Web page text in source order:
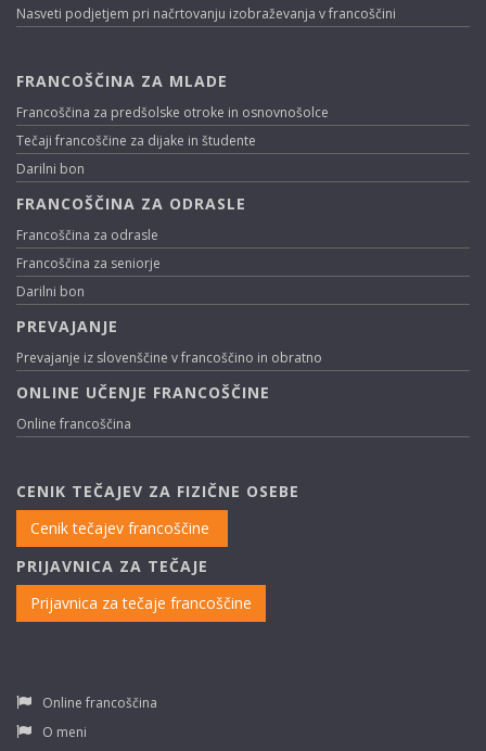
Nasveti podjetjem pri načrtovanju izobraževanja v francoščini
FRANCOŠČINA ZA MLADE
Francoščina za predšolske otroke in osnovnošolce
Tečaji francoščine za dijake in študente
Darilni bon
FRANCOŠČINA ZA ODRASLE
Francoščina za odrasle
Francoščina za seniorje
Darilni bon
PREVAJANJE
Prevajanje iz slovenščine v francoščino in obratno
ONLINE UČENJE FRANCOŠČINE
Online francoščina
CENIK TEČAJEV ZA FIZIČNE OSEBE
Cenik tečajev francoščine
PRIJAVNICA ZA TEČAJE
Prijavnica za tečaje francoščine
Online francoščina
O meni